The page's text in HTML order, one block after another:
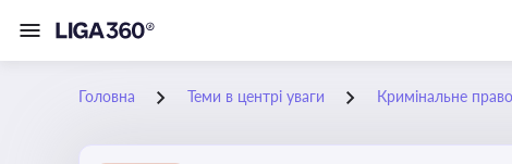
Головна Теми в центрі уваги Кримінальне